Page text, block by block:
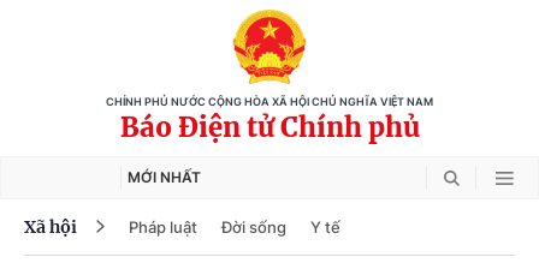
CHÍNH PHỦ NƯỚC CỘNG HÒA XÃ HỘI CHỦ NGHĨA VIỆT NAM
Báo Điện tử Chính phủ
MỚI NHẤT
Xã hội Pháp luật Đời sống Y tế